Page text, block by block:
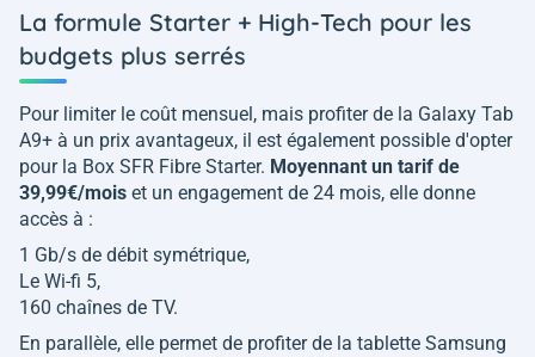
La formule Starter + High-Tech pour les
budgets plus serrés
Pour limiter le coût mensuel, mais profiter de la Galaxy Tab
A9+ à un prix avantageux, il est également possible d'opter
pour la Box SFR Fibre Starter. Moyennant un tarif de
39,99€/mois et un engagement de 24 mois, elle donne
accès à :
1 Gb/s de débit symétrique,
Le Wi-fi 5,
160 chaînes de TV.
En parallèle, elle permet de profiter de la tablette Samsung